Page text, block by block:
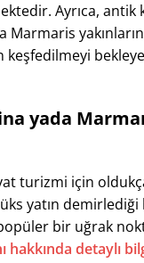
Ayrıca, antik
Marmaris
keşfedilmeyi
yada
turizmi için
yatın
bir uğrak
hakkında detaylı